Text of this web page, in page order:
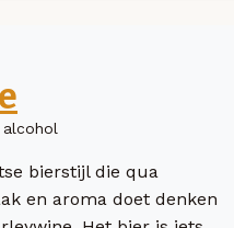
alcohol
bierstijl die qua
en aroma doet denken